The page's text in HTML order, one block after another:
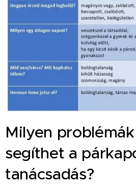
Milyen
segíthet a
tanácsadás?